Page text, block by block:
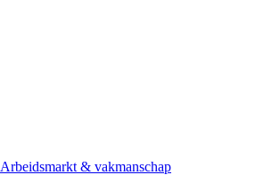
Arbeidsmarkt & vakmanschap